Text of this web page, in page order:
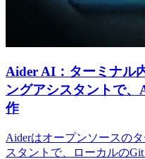
Aider AI：ターミナル
ングアシスタントで
作
Aiderはオープンソースの
スタントで、ローカルの